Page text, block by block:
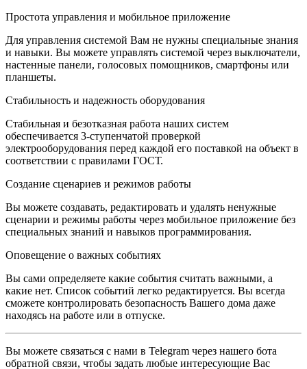
Простота управления и мобильное приложение
Для управления системой Вам не нужны специальные знания
и навыки. Вы можете управлять системой через выключатели,
настенные панели, голосовых помощников, смартфоны или
планшеты.
Стабильность и надежность оборудования
Стабильная и безотказная работа наших систем
обеспечивается 3-ступенчатой проверкой
электрооборудования перед каждой его поставкой на объект в
соответствии с правилами ГОСТ.
Создание сценариев и режимов работы
Вы можете создавать, редактировать и удалять ненужные
сценарии и режимы работы через мобильное приложение без
специальных знаний и навыков программирования.
Оповещение о важных событиях
Вы сами определяете какие события считать важными, а
какие нет. Список событий легко редактируется. Вы всегда
сможете контролировать безопасность Вашего дома даже
находясь на работе или в отпуске.
Вы можете связаться с нами в Telegram через нашего бота
обратной связи, чтобы задать любые интересующие Вас